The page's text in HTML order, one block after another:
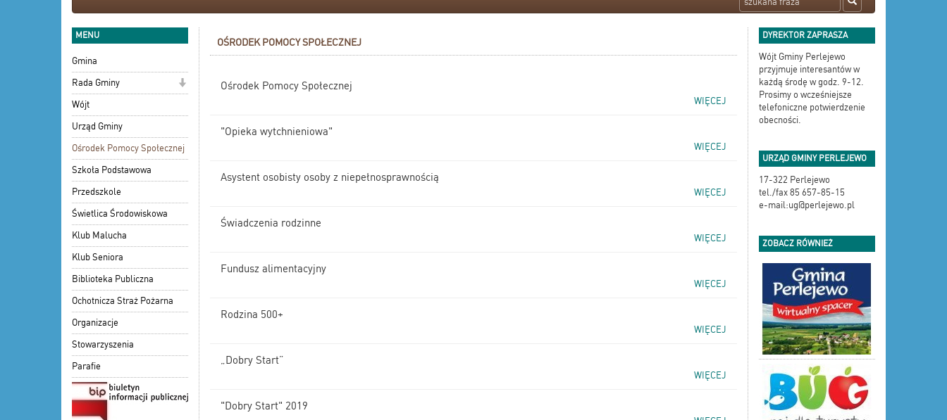
MENU
Gmina
Rada Gminy
Wójt
Urząd Gminy
Ośrodek Pomocy Społecznej
Szkoła Podstawowa
Przedszkole
Świetlica Środowiskowa
Klub Malucha
Klub Seniora
Biblioteka Publiczna
Ochotnicza Straż Pożarna
Organizacje
Stowarzyszenia
Parafie
OŚRODEK POMOCY SPOŁECZNEJ
Ośrodek Pomocy Społecznej
WIĘCEJ
"Opieka wytchnieniowa"
WIĘCEJ
Asystent osobisty osoby z niepełnosprawnością
WIĘCEJ
Świadczenia rodzinne
WIĘCEJ
Fundusz alimentacyjny
WIĘCEJ
Rodzina 500+
WIĘCEJ
„Dobry Start”
WIĘCEJ
"Dobry Start" 2019
DYREKTOR ZAPRASZA
Wójt Gminy Perlejewo
przyjmuje interesantów w
każdą środę w godz. 9-12.
Prosimy o wcześniejsze
telefoniczne potwierdzenie
obecności.
URZĄD GMINY PERLEJEWO
17-322 Perlejewo
tel./fax 85 657-85-15
e-mail:ug@perlejewo.pl
ZOBACZ RÓWNIEŻ